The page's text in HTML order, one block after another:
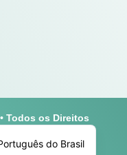
Todos os Direitos
One Cinedo Brasil
English